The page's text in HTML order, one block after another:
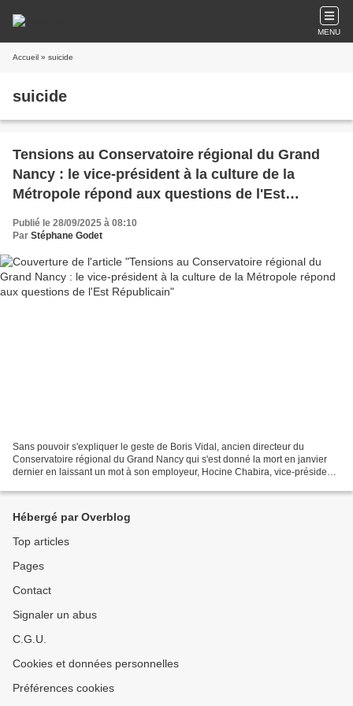
MENU
Accueil » suicide
suicide
Tensions au Conservatoire régional du Grand
Nancy : le vice-président à la culture de la
Métropole répond aux questions de l'Est
Républicain
Publié le 28/09/2025 à 08:10
Par Stéphane Godet
Sans pouvoir s'expliquer le geste de Boris Vidal, ancien directeur du
Conservatoire régional du Grand Nancy qui s'est donné la mort en janvier
dernier en laissant un mot à son employeur, Hocine Chabira, vice-président
Hébergé par Overblog
Top articles
Pages
Contact
Signaler un abus
C.G.U.
Cookies et données personnelles
Préférences cookies